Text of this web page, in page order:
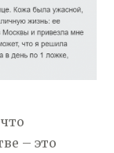
– это